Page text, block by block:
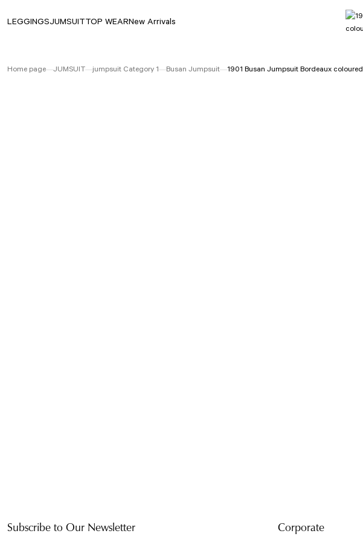
LEGGINGSJUMSUITTOP WEARNew Arrivals
Home page JUMSUIT jumpsuit Category 1 Busan Jumpsuit 1901 Busan Jumpsuit Bordeaux coloured
Subscribe to Our Newsletter Corporate